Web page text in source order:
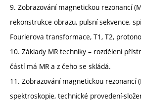
9. Zobrazování magnetickou rezonancí
rekonstrukce obrazu, pulsní sekvence,
Fourierova transformace, T1, T2,
10. Základy MR techniky – rozdělení
částí má MR a z čeho se skládá.
11. Zobrazování magnetickou rezonancí
spektroskopie, technické provedení-